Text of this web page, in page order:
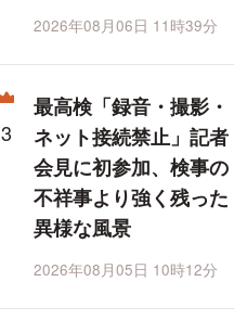
2026年08月06日 11時39分
最高検「録音・撮影・
ネット接続禁止」記者
会見に初参加、検事の
不祥事より強く残った
異様な風景
2026年08月05日 10時12分